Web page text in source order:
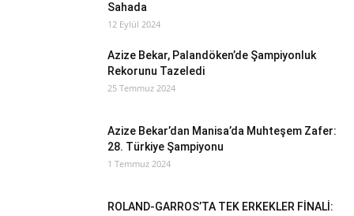
Sahada
12 Eylül 2024
Azize Bekar, Palandöken’de Şampiyonluk
Rekorunu Tazeledi
25 Temmuz 2024
Azize Bekar’dan Manisa’da Muhteşem Zafer:
28. Türkiye Şampiyonu
1 Temmuz 2024
ROLAND-GARROS’TA TEK ERKEKLER FİNALİ: